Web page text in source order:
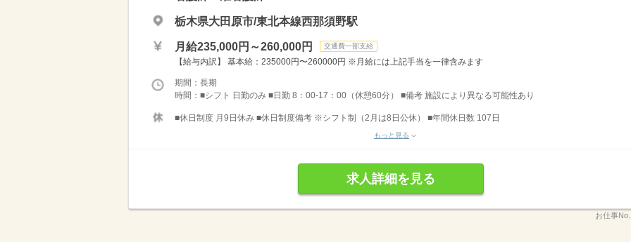
栃木県大田原市/東北本線西那須野駅
月給235,000円～260,000円 交通費一部支給
【給与内訳】 基本給：235000円〜260000円 ※月給には上記手当を一律含みます
期間：長期
時間：■シフト 日勤のみ ■日勤 8：00-17：00（休憩60分） ■備考 施設により異なる可能性あり
■休日制度 月9日休み ■休日制度備考 ※シフト制（2月は8日公休） ■年間休日数 107日
もっと見る
求人詳細を見る
お仕事No.